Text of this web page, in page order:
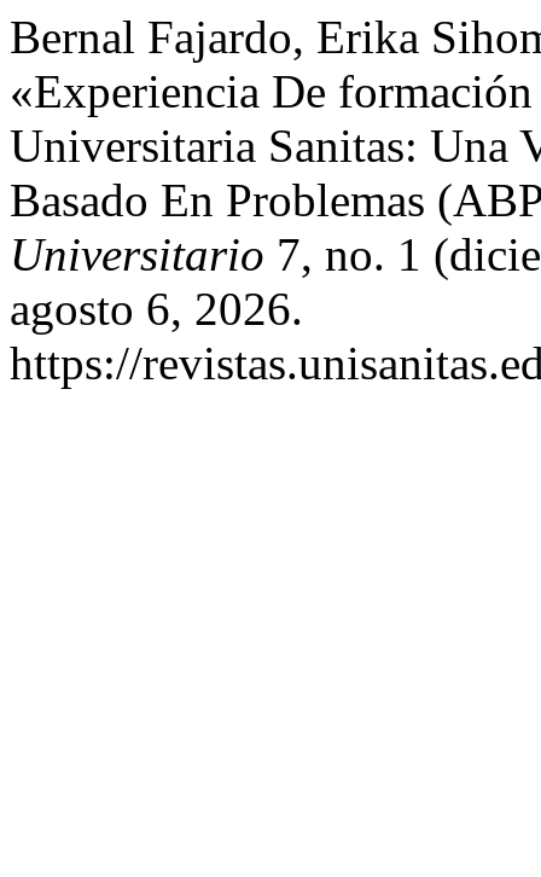
Bernal Fajardo, Erika
«Experiencia De
Universitaria Sanitas: Una
Basado En Problemas
Universitario 7, no. 1
agosto 6, 2026.
https://